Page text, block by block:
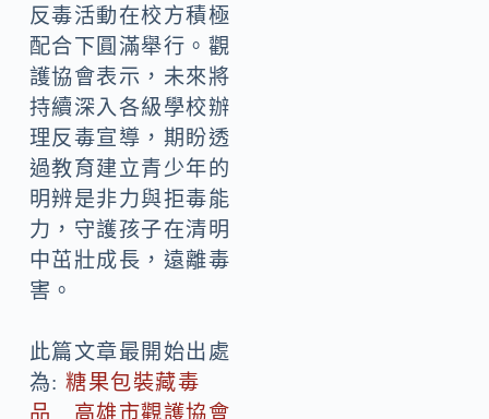
反毒活動在校方積極
配合下圓滿舉行。觀
護協會表示，未來將
持續深入各級學校辦
理反毒宣導，期盼透
過教育建立青少年的
明辨是非力與拒毒能
力，守護孩子在清明
中茁壯成長，遠離毒
害。
此篇文章最開始出處
為:糖果包裝藏毒
品 高雄市觀護協會